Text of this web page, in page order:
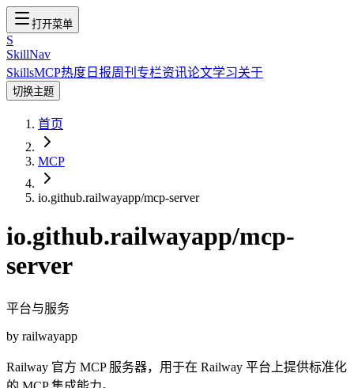
打开菜单
S
SkillNav
SkillsMCP热度 日报周刊 专栏资讯论文学习关于
切换主题
首页
MCP
io.github.railwayapp/mcp-server
io.github.railwayapp/mcp-
server
平台与服务
by railwayapp
Railway 官方 MCP 服务器，用于在 Railway 平台上提供标准化